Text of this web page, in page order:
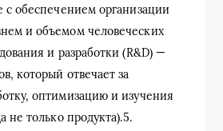
с обеспечением организации
и объемом человеческих
и разработки (R&D) —
который отвечает за
оптимизацию и изучения
не только продукта).5.